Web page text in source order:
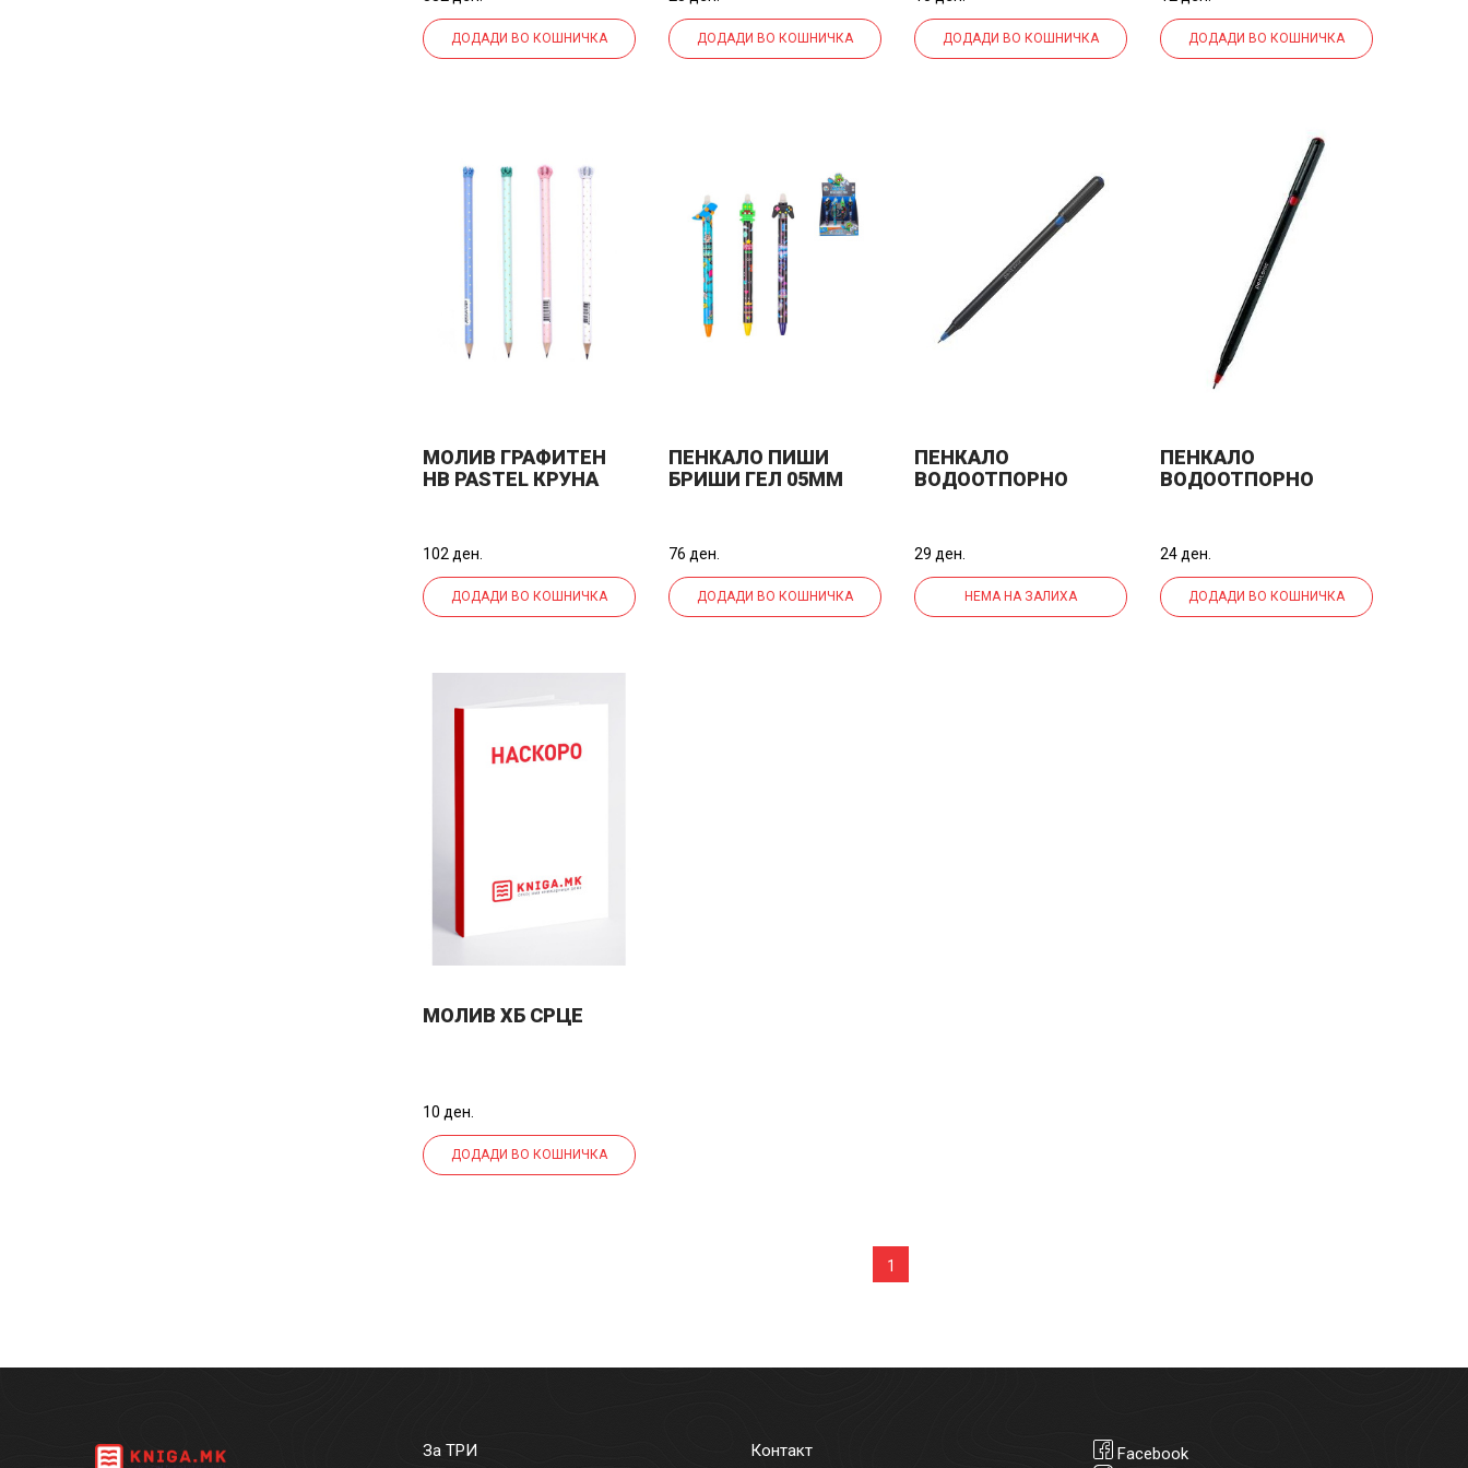
100 C6
ДОДАДИ ВО КОШНИЧКА ДОДАДИ ВО КОШНИЧКА ДОДАДИ ВО КОШНИЧКА ДОДАДИ ВО КОШНИЧКА
МОЛИВ ГРАФИТЕН
HB PASTEL КРУНА
102 ден.
ДОДАДИ ВО КОШНИЧКА
ПЕНКАЛО ПИШИ
БРИШИ ГЕЛ 05ММ
76 ден.
ДОДАДИ ВО КОШНИЧКА
ПЕНКАЛО
ВОДООТПОРНО
29 ден.
НЕМА НА ЗАЛИХА
ПЕНКАЛО
ВОДООТПОРНО
24 ден.
ДОДАДИ ВО КОШНИЧКА
МОЛИВ ХБ СРЦЕ
10 ден.
ДОДАДИ ВО КОШНИЧКА
1
За ТРИ Контакт Facebook